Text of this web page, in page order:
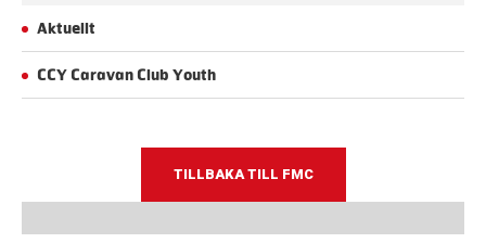
Aktuellt
CCY Caravan Club Youth
TILLBAKA TILL FMC